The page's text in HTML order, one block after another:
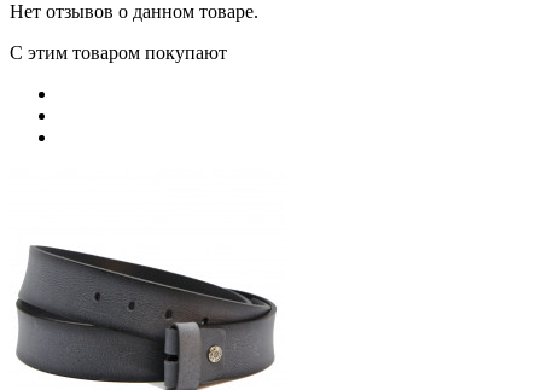
Нет отзывов о данном товаре.
С этим товаром покупают